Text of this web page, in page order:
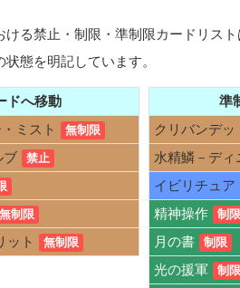
る禁止・制限・準制限カードリスト
態を明記しています。
ドへ移動
ミスト
無制限
ブ 禁止
無制限
ット 無制限
準
クリバンデッ
水精鱗－ディ
イビリチュア
精神操作 制限
月の書 制限
光の援軍 制限